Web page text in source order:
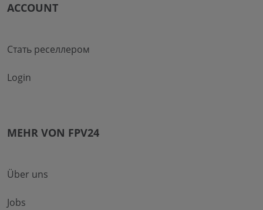
ACCOUNT
Стать реселлером
Login
MEHR VON FPV24
Über uns
Jobs